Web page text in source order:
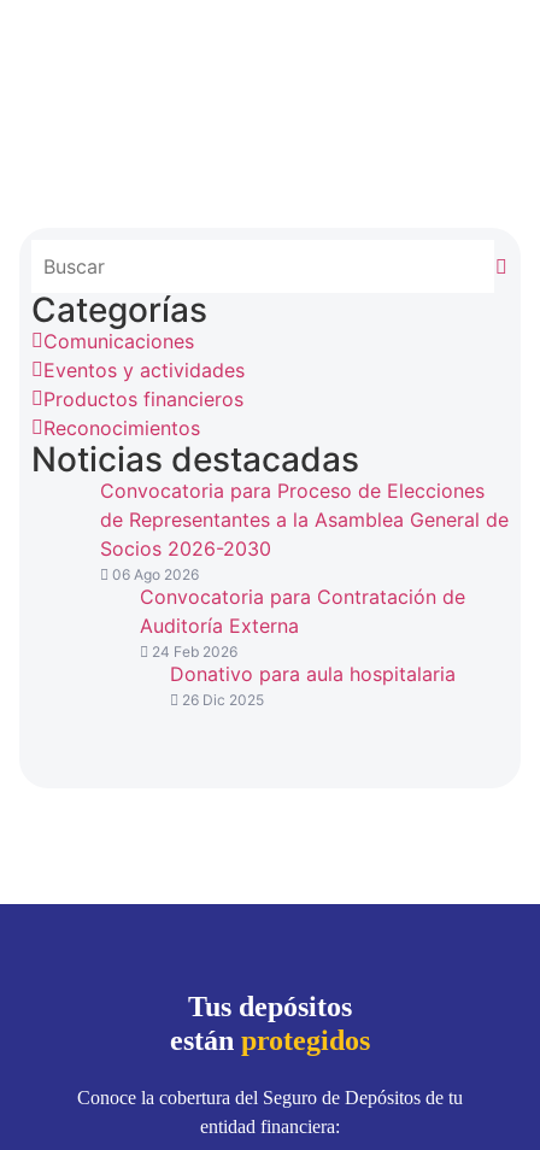
Categorías
Comunicaciones
Eventos y actividades
Productos financieros
Reconocimientos
Noticias destacadas
Convocatoria para Proceso de Elecciones
de Representantes a la Asamblea General de
Socios 2026-2030
06 Ago 2026
Convocatoria para Contratación de
Auditoría Externa
24 Feb 2026
Donativo para aula hospitalaria
26 Dic 2025
Tus depósitos
están protegidos
Conoce la cobertura del Seguro de Depósitos de tu
entidad financiera: